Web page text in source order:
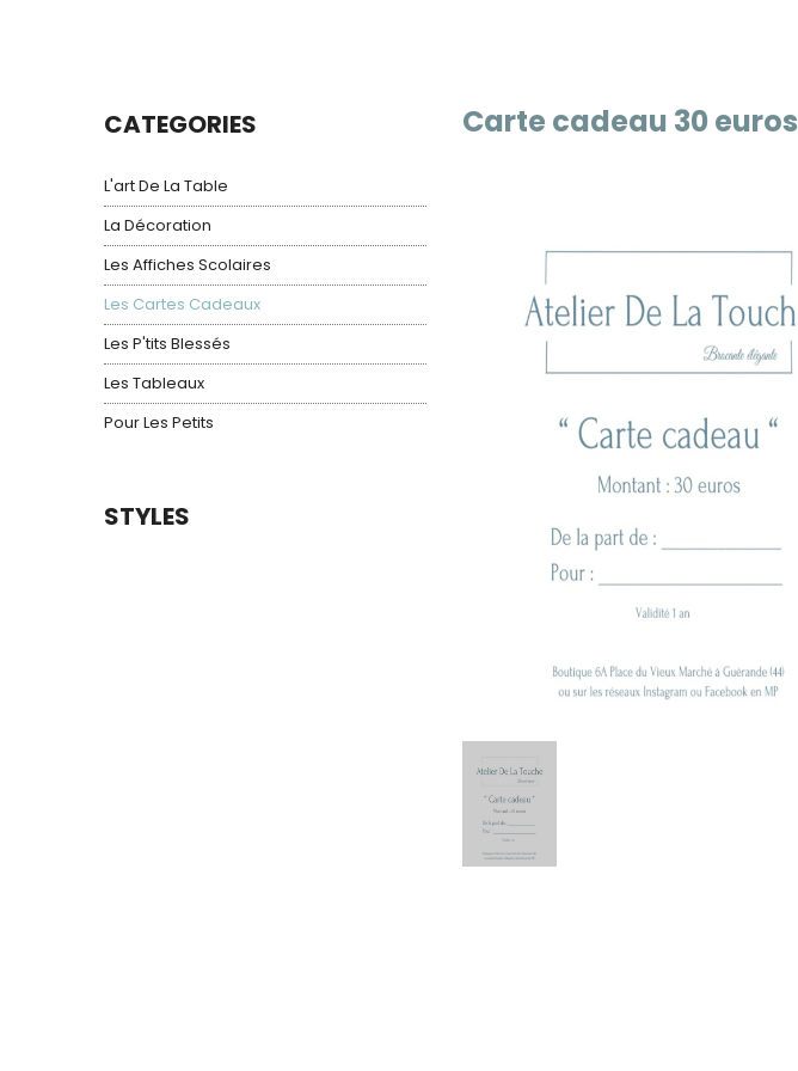
CATEGORIES
L'art De La Table
La Décoration
Les Affiches Scolaires
Les Cartes Cadeaux
Les P'tits Blessés
Les Tableaux
Pour Les Petits
STYLES
Carte cadeau 30 euros